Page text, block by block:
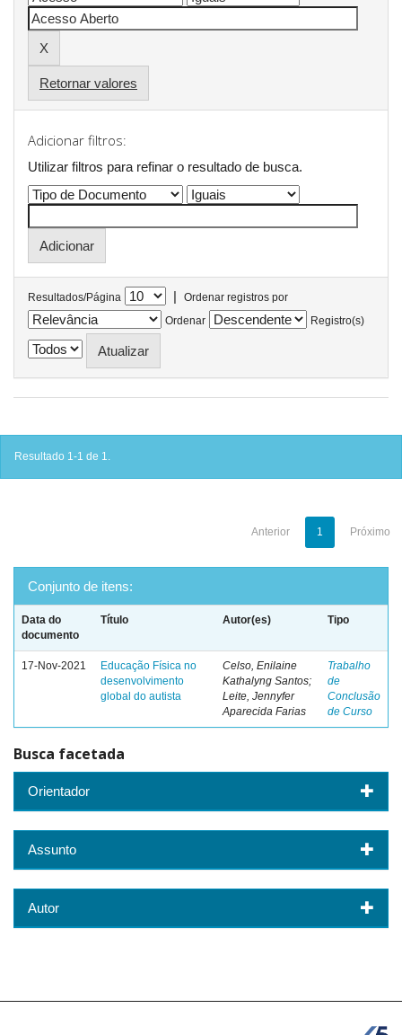
Retornar valores
Adicionar filtros:
Utilizar filtros para refinar o resultado de busca.
Resultados/Página |
Ordenar registros por
Ordenar
Registro(s)
Resultado 1-1 de 1.
Anterior 1 Próximo
Conjunto de itens:
Data do
documento
Título Autor(es) Tipo
17-Nov-2021
Educação Física no
desenvolvimento
global do autista
Celso, Enilaine
Kathalyng Santos;
Leite, Jennyfer
Aparecida Farias
Trabalho
de
Conclusão
de Curso
Busca facetada
Orientador
Assunto
Autor